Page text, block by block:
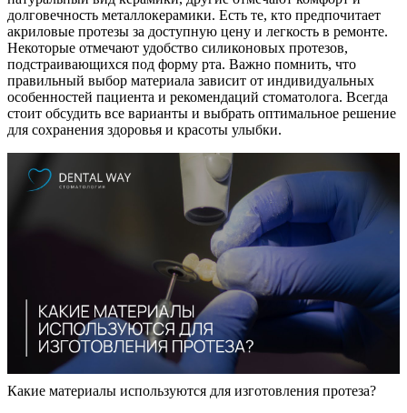
долговечность металлокерамики. Есть те, кто предпочитает
акриловые протезы за доступную цену и легкость в ремонте.
Некоторые отмечают удобство силиконовых протезов,
подстраивающихся под форму рта. Важно помнить, что
правильный выбор материала зависит от индивидуальных
особенностей пациента и рекомендаций стоматолога. Всегда
стоит обсудить все варианты и выбрать оптимальное решение
для сохранения здоровья и красоты улыбки.
Какие материалы используются для изготовления протеза?